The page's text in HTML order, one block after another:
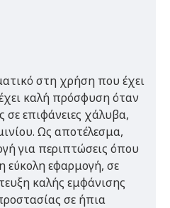
στη χρήση που έχει
καλή πρόσφυση όταν
σε επιφάνειες χάλυβα,
Ως αποτέλεσμα,
για περιπτώσεις όπου
εύκολη εφαρμογή, σε
καλής εμφάνισης
σε ήπια